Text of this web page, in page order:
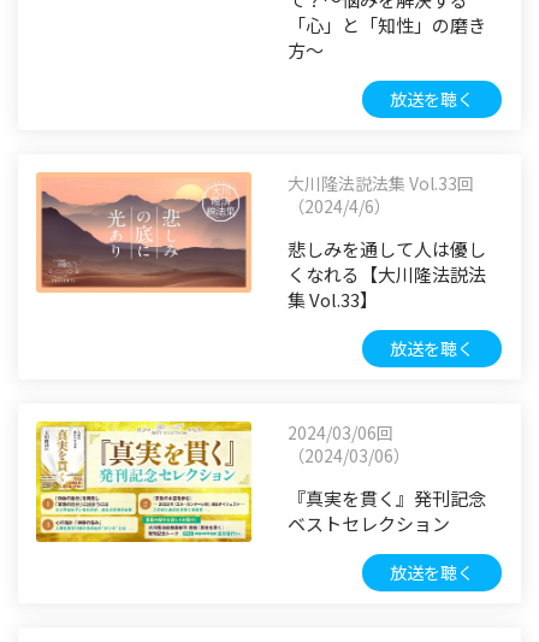
「心」と「知性」の磨き
方～
放送を聴く
大川隆法説法集 Vol.33回
（2024/4/6）
悲しみを通して人は優し
くなれる【大川隆法説法
集 Vol.33】
放送を聴く
2024/03/06回
（2024/03/06）
『真実を貫く』発刊記念
ベストセレクション
放送を聴く